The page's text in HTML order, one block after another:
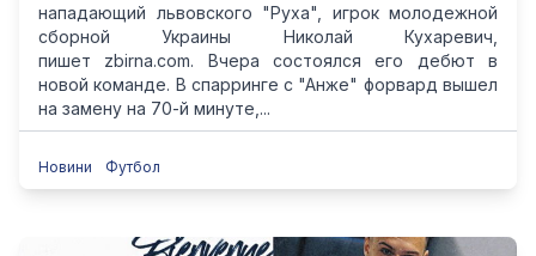
нападающий львовского "Руха", игрок молодежной
сборной Украины Николай Кухаревич,
пишет zbirna.com. Вчера состоялся его дебют в
новой команде. В спарринге с "Анже" форвард вышел
на замену на 70-й минуте,...
Новини Футбол